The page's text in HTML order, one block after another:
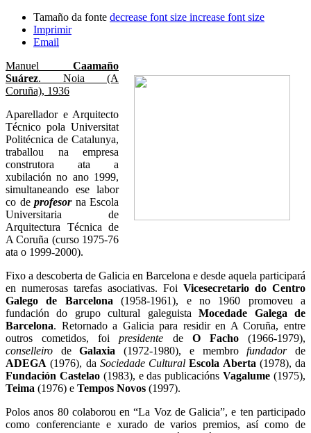
Tamaño da fonte decrease font size increase font size
Imprimir
Email
Manuel Caamaño
Suárez. Noia (A
Coruña), 1936
Aparellador e Arquitecto
Técnico pola Universitat
Politécnica de Catalunya,
traballou na empresa
construtora ata a
xubilación no ano 1999,
simultaneando ese labor
co de profesorna Escola
Universitaria de
Arquitectura Técnica de
A Coruña (curso 1975-76
ata o 1999-2000).
Fixo a descoberta de Galicia en Barcelona e desde aquela participará
en numerosas tarefas asociativas. Foi Vicesecretario do Centro
Galego de Barcelona(1958-1961), e no 1960 promoveu a
fundación do grupo cultural galeguistaMocedade Galega de
Barcelona. Retornado a Galicia para residir en A Coruña, entre
outros cometidos, foipresidente de O Facho(1966-1979),
conselleiro deGalaxia (1972-1980), e membrofundadorde
ADEGA (1976), da Sociedade CulturalEscola Aberta (1978), da
Fundación Castelao (1983), e das publicaciónsVagalume (1975),
Teima (1976) e Tempos Novos (1997).
Polos anos 80 colaborou en “La Voz de Galicia”, e ten participado
como conferenciante e xurado de varios premios, así como de